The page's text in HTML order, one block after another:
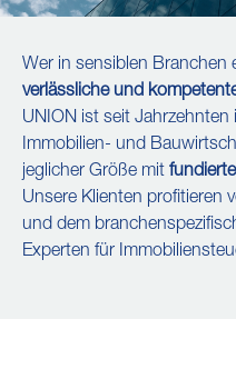
Wer in sensiblen Branchen
verlässliche und
UNION ist seit
Immobilien- und
jeglicher Größe mit
Unsere Klienten profitieren
und dem
Experten für